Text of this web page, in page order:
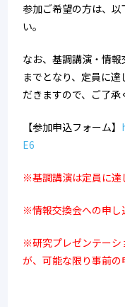
参加ご希望の方は、
い。
なお、基調講演・情
までとなり、定員に
だきますので、ご了承
【参加申込フォーム】
E6
※基調講演は定員に達
※情報交換会への申し
※研究プレゼンテーシ
が、可能な限り事前